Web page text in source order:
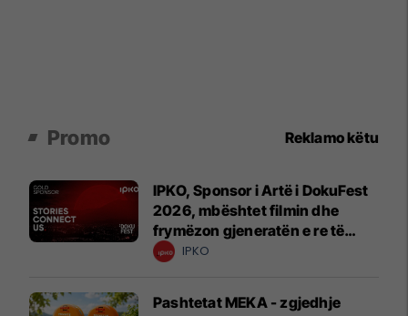
Promo Reklamo këtu
IPKO, Sponsor i Artë i DokuFest
2026, mbështet filmin dhe
frymëzon gjeneratën e re të
krijuesve
IPKO
Pashtetat MEKA - zgjedhje